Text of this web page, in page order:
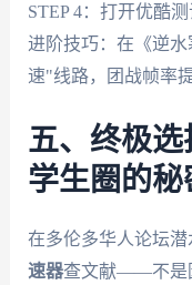
STEP 4：打开优酷
进阶技巧：在《逆
速"线路，团战帧率
五、终极
学生圈的秘
在多伦多华人论坛
速器查文献——不是